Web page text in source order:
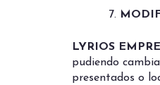
LYRIOS
pudiendo
presentados o